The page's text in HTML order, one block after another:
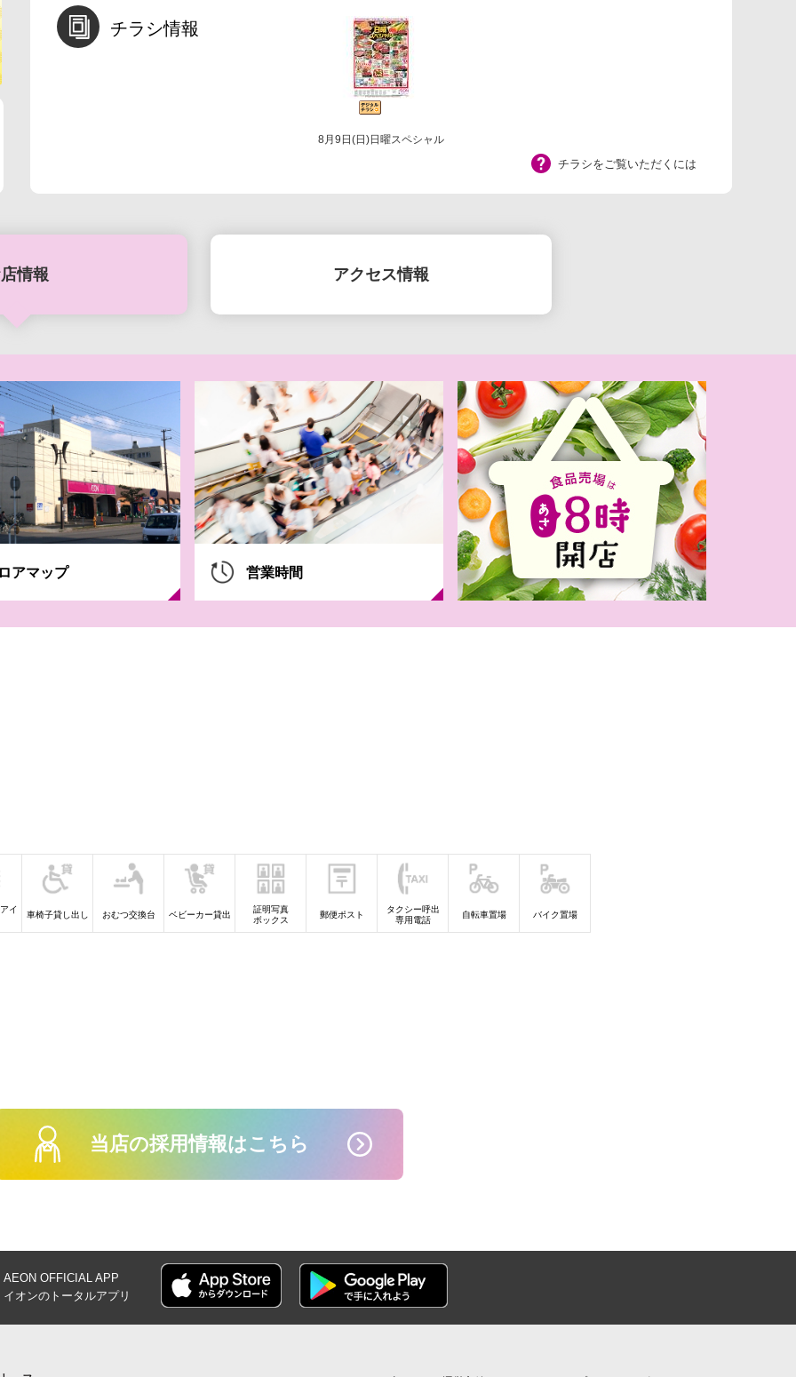
チラシ情報
8月9日(日)日曜スペシャル
8月7日(金)-10日(月）生鮮大市
【iAEONアプリ】イオンのなつ
やすみガッチャ！
員さま限定！
チラシをご覧いただくには
情報 アクセス情報
アマップ 営業時間
イ
車椅子貸し出し おむつ交換台 ベビーカー貸出
証明写真
ボックス
郵便ポスト
タクシー呼出
専用電話
自転車置場 バイク置場
当店の採用情報はこちら
AEON OFFICIAL APP
イオンの トータルアプリ